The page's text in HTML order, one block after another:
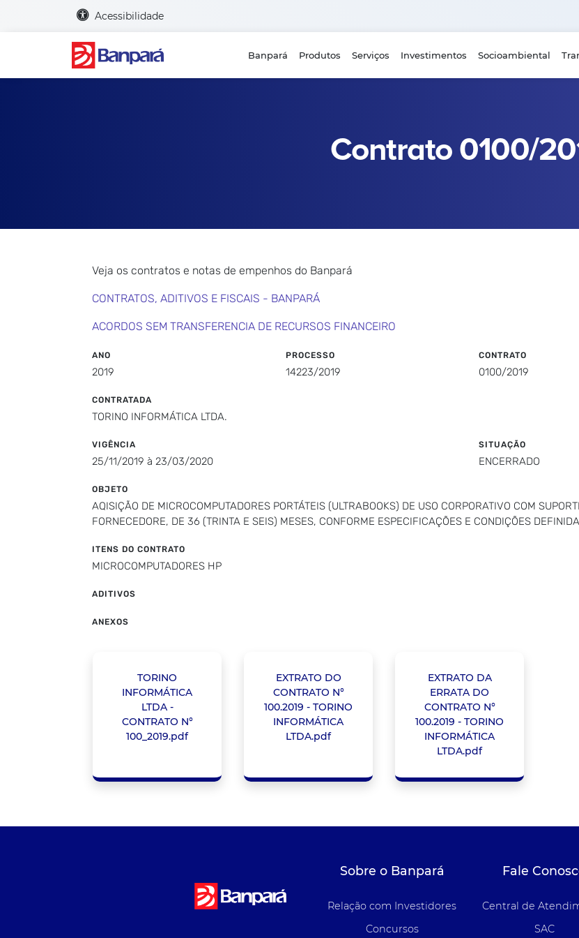
Acessibilidade
Banpará Produtos Serviços Investimentos Socioambiental
Contrato 0100/
Veja os contratos e notas de empenhos do Banpará
CONTRATOS, ADITIVOS E FISCAIS - BANPARÁ
ACORDOS SEM TRANSFERENCIA DE RECURSOS FINANCEIRO
ANO
2019
PROCESSO
14223/2019
CONTRATO
0100/2019
CONTRATADA
TORINO INFORMÁTICA LTDA.
VIGÊNCIA
25/11/2019 à 23/03/2020
SITUAÇÃO
ENCERRADO
OBJETO
AQISIÇÃO DE MICROCOMPUTADORES PORTÁTEIS (ULTRABOOKS) DE USO CORPORATIVO COM
FORNECEDORE, DE 36 (TRINTA E SEIS) MESES, CONFORME ESPECIFICAÇÕES E CONDIÇÕES
ITENS DO CONTRATO
MICROCOMPUTADORES HP
ADITIVOS
ANEXOS
TORINO
INFORMÁTICA
LTDA -
CONTRATO N°
100_2019.pdf
EXTRATO DO
CONTRATO N°
100.2019 - TORINO
INFORMÁTICA
LTDA.pdf
EXTRATO DA
ERRATA DO
CONTRATO N°
100.2019 - TORINO
INFORMÁTICA
LTDA.pdf
Sobre o Banpará
Relação com Investidores
Concursos
Fale
Central de
SAC